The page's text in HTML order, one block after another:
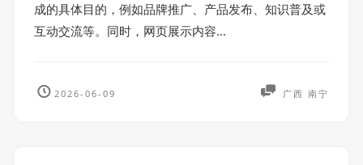
成的具体目的，例如品牌推广、产品发布、知识普及或
互动交流等。同时，网页展示内容...
2026-06-09 广西 南宁